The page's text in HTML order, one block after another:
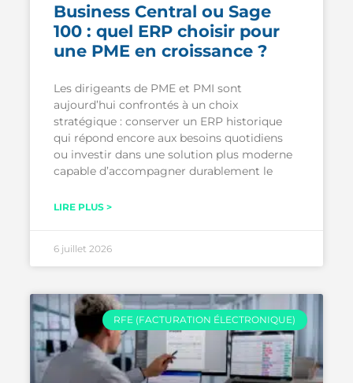
Business Central ou Sage
100 : quel ERP choisir pour
une PME en croissance ?
Les dirigeants de PME et PMI sont
aujourd’hui confrontés à un choix
stratégique : conserver un ERP historique
qui répond encore aux besoins quotidiens
ou investir dans une solution plus moderne
capable d’accompagner durablement le
LIRE PLUS >
6 juillet 2026
RFE (FACTURATION ÉLECTRONIQUE)